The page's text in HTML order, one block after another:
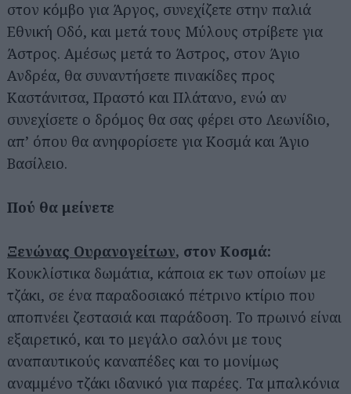
στον κόμβο για Άργος, συνεχίζετε στην παλιά
Εθνική Οδό, και μετά τους Μύλους στρίβετε για
Άστρος. Αμέσως μετά το Άστρος, στον Άγιο
Ανδρέα, θα συναντήσετε πινακίδες προς
Καστάνιτσα, Πραστό και Πλάτανο, ενώ αν
συνεχίσετε ο δρόμος θα σας φέρει στο Λεωνίδιο,
απ’ όπου θα ανηφορίσετε για Κοσμά και Άγιο
Βασίλειο.
Πού θα μείνετε
Ξενώνας Ουρανογείτων, στον Κοσμά:
Κουκλίστικα δωμάτια, κάποια εκ των οποίων με
τζάκι, σε ένα παραδοσιακό πέτρινο κτίριο που
αποπνέει ζεστασιά και παράδοση. Το πρωινό είναι
εξαιρετικό, και το μεγάλο σαλόνι με τους
αναπαυτικούς καναπέδες και το μονίμως
αναμμένο τζάκι ιδανικό για παρέες. Τα μπαλκόνια